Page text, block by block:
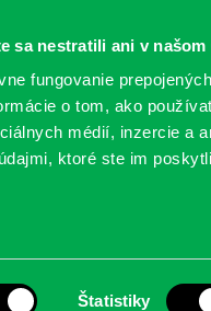
sa nestratili ani v našom
fungovanie
o tom, ako
médií, inzercie a
ktoré ste im
Štatistiky
PODUJATIA
čitateľky a